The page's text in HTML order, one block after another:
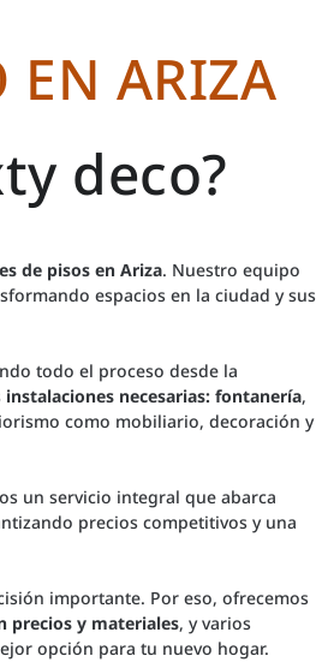
EN ARIZA
deco?
de pisos en Ariza. Nuestro equipo
espacios en la ciudad y sus
todo el proceso desde la
instalaciones necesarias: fontanería,
como mobiliario, decoración y
un servicio integral que abarca
precios competitivos y una
importante. Por eso, ofrecemos
precios y materiales, y varios
opción para tu nuevo hogar.